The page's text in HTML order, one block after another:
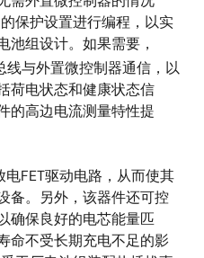
保护设置进行编程，以实
池组设计。如果需要，
线与外置微控制器通信，以
荷电状态和健康状态信
的高边电流测量特性提
FET驱动电路，从而使其
备。另外，该器件还可控
确保良好的电芯能量匹
命不受长期充电不足的影